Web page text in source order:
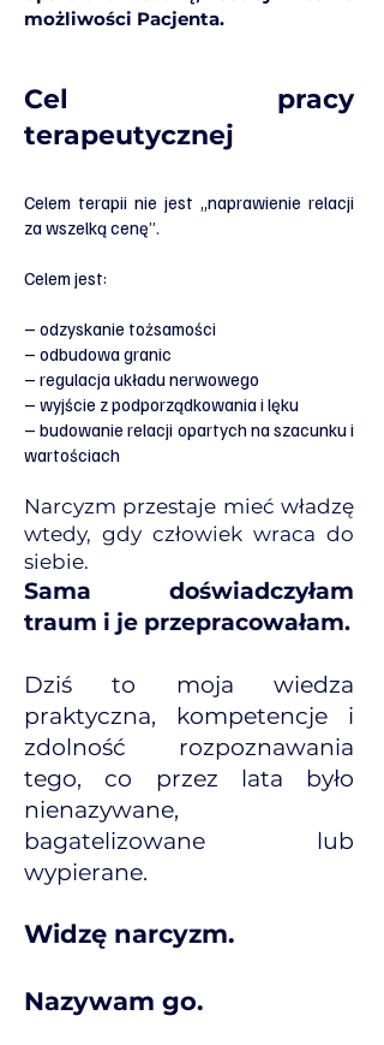
możliwości Pacjenta.
Cel pracy
terapeutycznej
Celem terapii nie jest „naprawienie relacji
za wszelką cenę”.
Celem jest:
– odzyskanie tożsamości
– odbudowa granic
– regulacja układu nerwowego
– wyjście z podporządkowania i lęku
– budowanie relacji opartych na szacunku i
wartościach
Narcyzm przestaje mieć władzę
wtedy, gdy człowiek wraca do
siebie.
Sama doświadczyłam
traum i je przepracowałam.
Dziś to moja wiedza
praktyczna, kompetencje i
zdolność rozpoznawania
tego, co przez lata było
nienazywane,
bagatelizowane lub
wypierane.
Widzę narcyzm.
Nazywam go.